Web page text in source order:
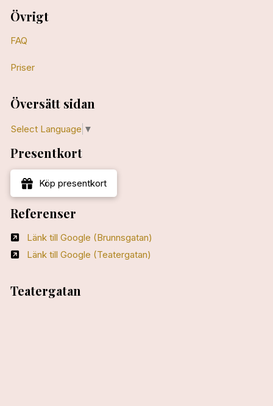
Övrigt
FAQ
Priser
Översätt sidan
Select Language ▼
Presentkort
Köp presentkort
Referenser
Länk till Google (Brunnsgatan)
Länk till Google (Teatergatan)
Teatergatan